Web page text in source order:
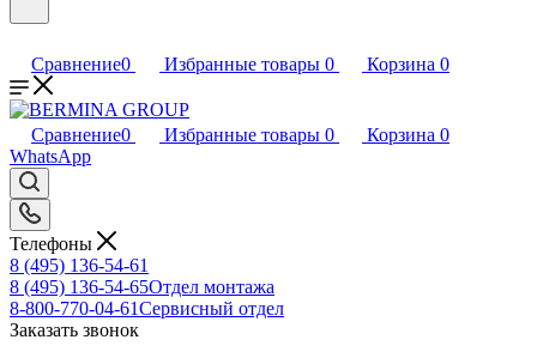
Сравнение0 Избранные товары 0 Корзина 0
Сравнение0 Избранные товары 0 Корзина 0
WhatsApp
Телефоны
8 (495) 136-54-61
8 (495) 136-54-65Отдел монтажа
8-800-770-04-61Сервисный отдел
Заказать звонок